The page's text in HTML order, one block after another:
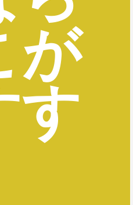
が
す